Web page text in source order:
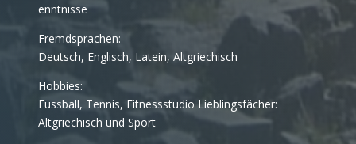
enntnisse
Fremdsprachen:
Deutsch, Englisch, Latein, Altgriechisch
Hobbies:
Fussball, Tennis, Fitnessstudio Lieblingsfächer:
Altgriechisch und Sport